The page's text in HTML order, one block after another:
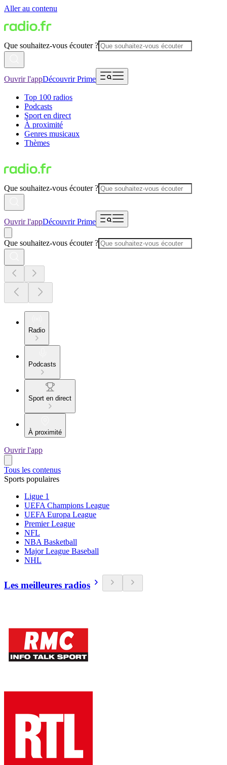
Aller au contenu
Que souhaitez-vous écouter ?
Ouvrir l'appDécouvrir Prime
Top 100 radios
Podcasts
Sport en direct
À proximité
Genres musicaux
Thèmes
Que souhaitez-vous écouter ?
Ouvrir l'appDécouvrir Prime
Que souhaitez-vous écouter ?
Radio
Podcasts
Sport en direct
À proximité
Ouvrir l'app
Tous les contenus
Sports populaires
Ligue 1
UEFA Champions League
UEFA Europa League
Premier League
NFL
NBA Basketball
Major League Baseball
NHL
Les meilleures radios